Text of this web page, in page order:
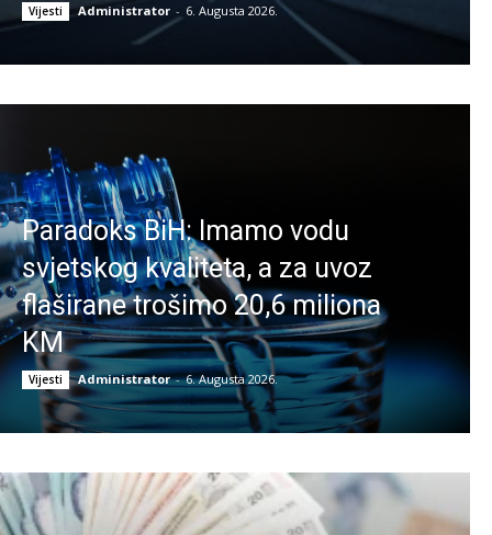
Vijesti Administrator - 6. Augusta 2026.
Paradoks BiH: Imamo vodu
svjetskog kvaliteta, a za uvoz
flaširane trošimo 20,6 miliona
KM
Vijesti Administrator - 6. Augusta 2026.